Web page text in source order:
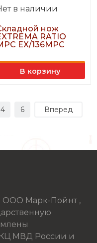
в наличии
нож
RATIO
EX/136MPC
В корзину
4 6 Вперед
ООО Марк-Пойнт ,
МВД России и